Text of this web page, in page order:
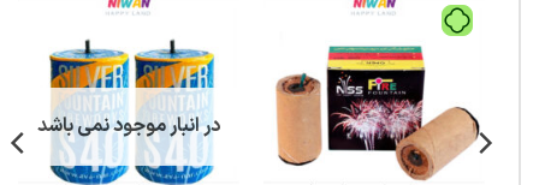
در انبار موجود نمی باشد